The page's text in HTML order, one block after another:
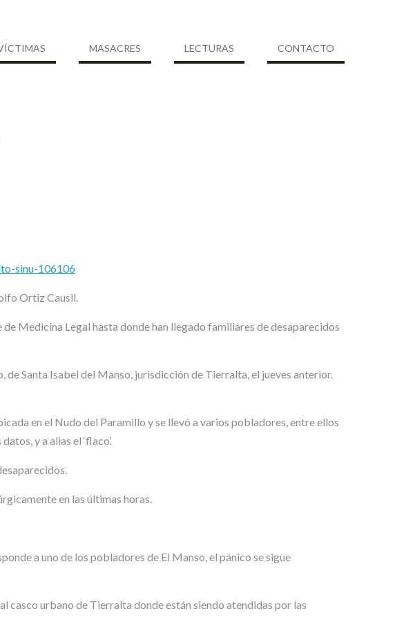
MASACRES LECTURAS CONTACTO
sinu-106106
Ortiz Causil.
Medicina Legal hasta donde han llegado familiares de desaparecidos
de Santa Isabel del Manso, jurisdicción de Tierralta, el jueves anterior.
en el Nudo del Paramillo y se llevó a varios pobladores, entre ellos
y a alias el ‘flaco’.
en las últimas horas.
a uno de los pobladores de El Manso, el pánico se sigue
casco urbano de Tierralta donde están siendo atendidas por las